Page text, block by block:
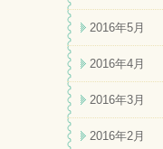
2016年5月
2016年4月
2016年3月
2016年2月